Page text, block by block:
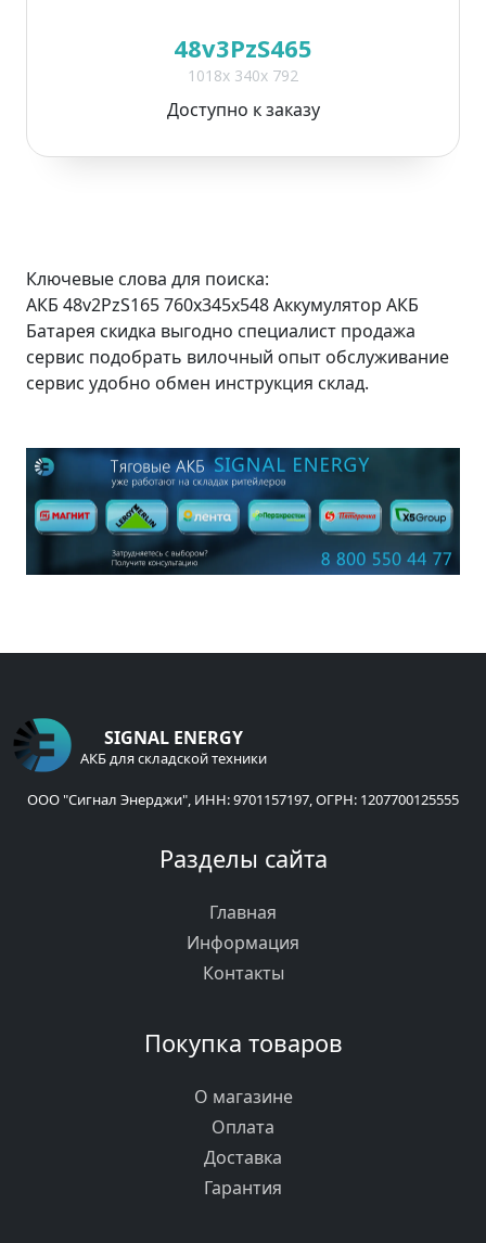
48v3PzS465
1018x 340x 792
Доступно к заказу
Ключевые слова для поиска:
АКБ 48v2PzS165 760x345x548 Аккумулятор АКБ
Батарея скидка выгодно специалист продажа
сервис подобрать вилочный опыт обслуживание
сервис удобно обмен инструкция склад.
SIGNAL ENERGY
АКБ для складской техники
ООО "Сигнал Энерджи", ИНН: 9701157197, ОГРН: 1207700125555
Разделы сайта
Главная
Информация
Контакты
Покупка товаров
О магазине
Оплата
Доставка
Гарантия